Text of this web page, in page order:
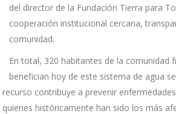
del director de la Fundación Tierra para
cooperación institucional cercana,
comunidad.
En total, 320 habitantes de la comunidad
benefician hoy de este sistema de agua
contribuye a prevenir
históricamente han sido los más